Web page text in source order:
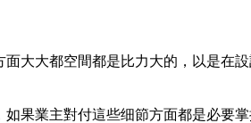
大大都空間都是比力大的，以是在
果業主對付這些细節方面都是必要